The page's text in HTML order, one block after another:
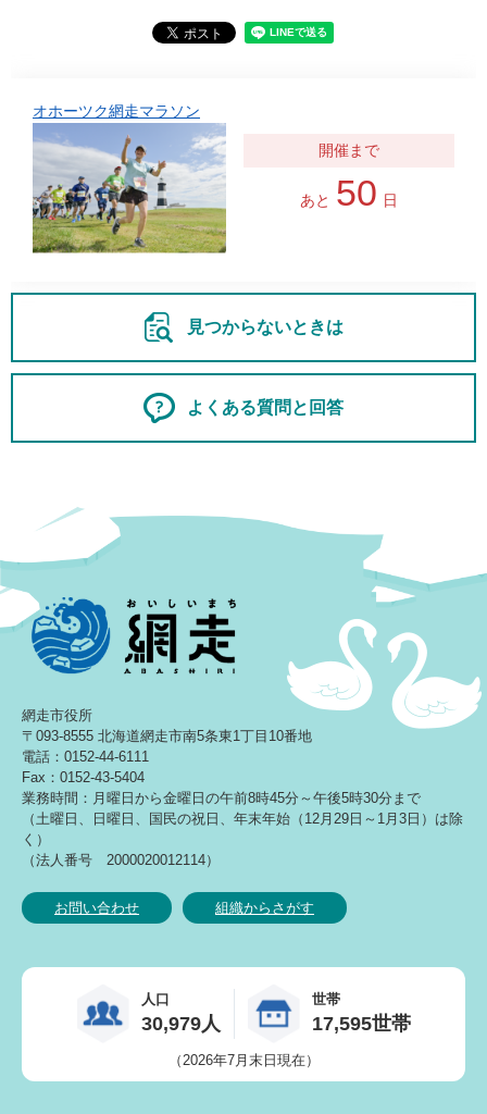
オホーツク網走マラソン
あと 50 日
見つからないときは
よくある質問と回答
網走市役所
〒093-8555 北海道網走市南5条東1丁目10番地
電話：0152-44-6111
Fax：0152-43-5404
業務時間：月曜日から金曜日の午前8時45分～午後5時30分まで
（土曜日、日曜日、国民の祝日、年末年始（12月29日～1月3日）は除
く）
（法人番号 2000020012114）
お問い合わせ 組織からさがす
人口
30,979人
世帯
17,595世帯
（2026年7月末日現在）